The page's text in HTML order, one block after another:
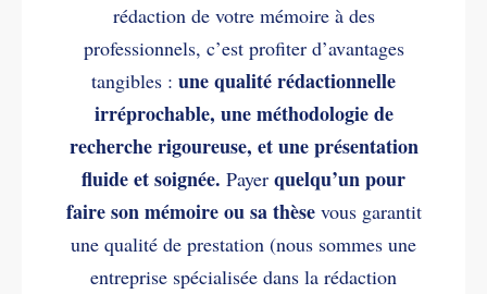
rédaction de votre mémoire à des
professionnels, c’est profiter d’avantages
tangibles : une qualité rédactionnelle
irréprochable, une méthodologie de
recherche rigoureuse, et une présentation
fluide et soignée. Payer quelqu’un pour
faire son mémoire ou sa thèsevous garantit
une qualité de prestation (nous sommes une
entreprise spécialisée dans la rédaction